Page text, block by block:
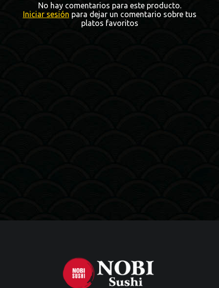
No hay comentarios para este producto.
Iniciar sesión para dejar un comentario sobre tus
platos favoritos